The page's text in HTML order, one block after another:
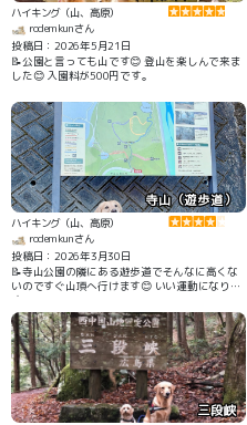
ハイキング（山、高原）
rodemkunさん
投稿日：2026年5月21日
📝公園と言っても山です😊 登山を楽しんで来ま
した😊 入園料が500円です。
寺山（遊歩道）
ハイキング（山、高原）
rodemkunさん
投稿日：2026年3月30日
📝寺山公園の隣にある遊歩道でそんなに高くな
いのですぐ山頂へ行けます😊 いい運動になりま
す！
三段峡